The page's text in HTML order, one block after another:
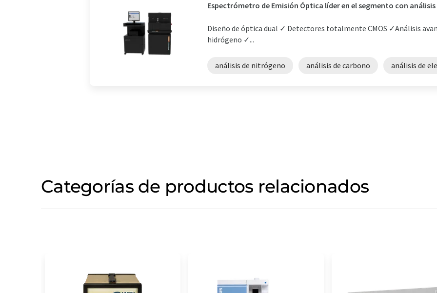
Espectrómetro de Emisión Óptica líder en el segmento con
Diseño de óptica dual ✓ Detectores totalmente CMOS ✓Análisis
hidrógeno ✓...
análisis de nitrógeno análisis de carbono análisis de
Categorías de productos relacionados